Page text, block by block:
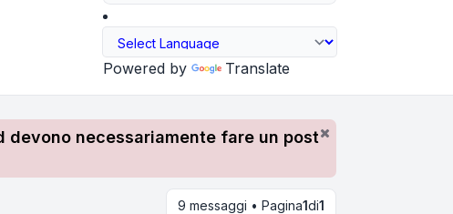
Powered by Translate
necessariamente fare un post
9 messaggi • Pagina1di1